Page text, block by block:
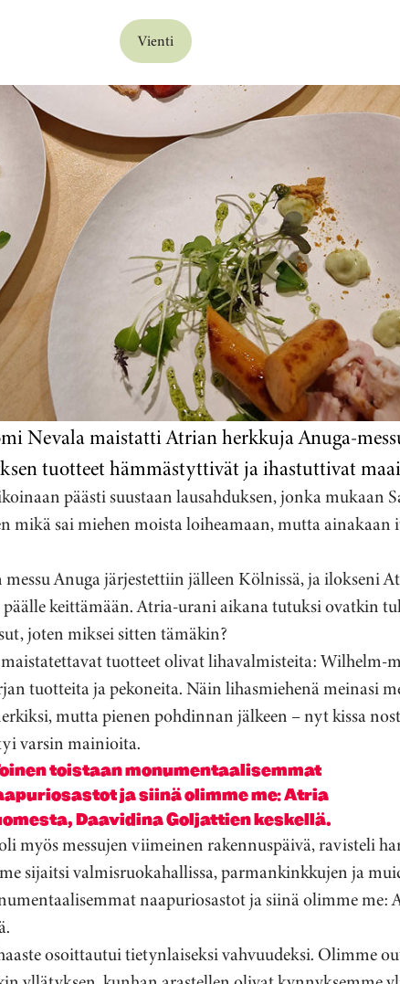
Vienti
Nevala maistatti Atrian herkkuja Anuga-
tuotteet hämmästyttivät ja ihastuttivat
päästi suustaan lausahduksen, jonka mukaan
mikä sai miehen moista loiheamaan, mutta ainakaan
Anuga järjestettiin jälleen Kölnissä, ja ilokseni
keittämään. Atria-urani aikana tutuksi ovatkin
joten miksei sitten tämäkin?
tuotteet olivat lihavalmisteita: Wilhelm-
tuotteita ja pekoneita. Näin lihasmiehenä meinasi
mutta pienen pohdinnan jälkeen – nyt kissa
varsin mainioita.
toistaan monumentaalisemmat
ja siinä olimme me: Atria
Daavidina Goljattien keskellä.
myös messujen viimeinen rakennuspäivä, ravisteli
sijaitsi valmisruokahallissa, parmankinkkujen ja
naapuriosastot ja siinä olimme me:
osoittautui tietynlaiseksi vahvuudeksi. Olimme